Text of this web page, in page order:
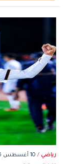
رياضي / 10 أغسطس 2026